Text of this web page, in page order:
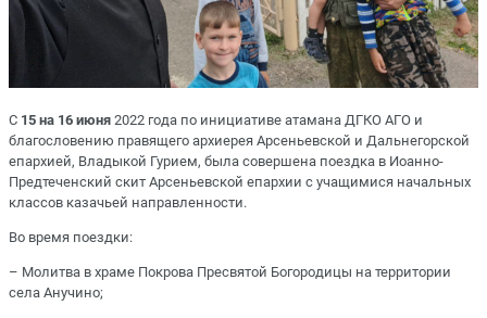
С 15 на 16 июня 2022 года по инициативе атамана ДГКО АГО и
благословению правящего архиерея Арсеньевской и Дальнегорской
епархией, Владыкой Гурием, была совершена поездка в Иоанно-
Предтеченский скит Арсеньевской епархии с учащимися начальных
классов казачьей направленности.
Во время поездки:
– Молитва в храме Покрова Пресвятой Богородицы на территории
села Анучино;